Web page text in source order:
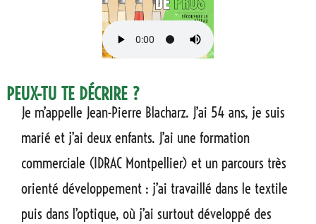
PEUX-TU TE DÉCRIRE ?
Je m’appelle Jean-Pierre Blacharz. J’ai 54 ans, je suis
marié et j’ai deux enfants. J’ai une formation
commerciale (IDRAC Montpellier) et un parcours très
orienté développement : j’ai travaillé dans le textile
puis dans l’optique, où j’ai surtout développé des